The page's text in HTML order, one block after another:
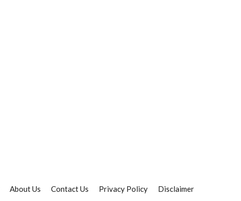
About Us Contact Us Privacy Policy Disclaimer